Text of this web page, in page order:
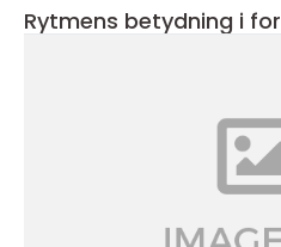
Rytmens betydning i